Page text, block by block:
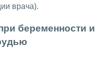
врача).
беременности и